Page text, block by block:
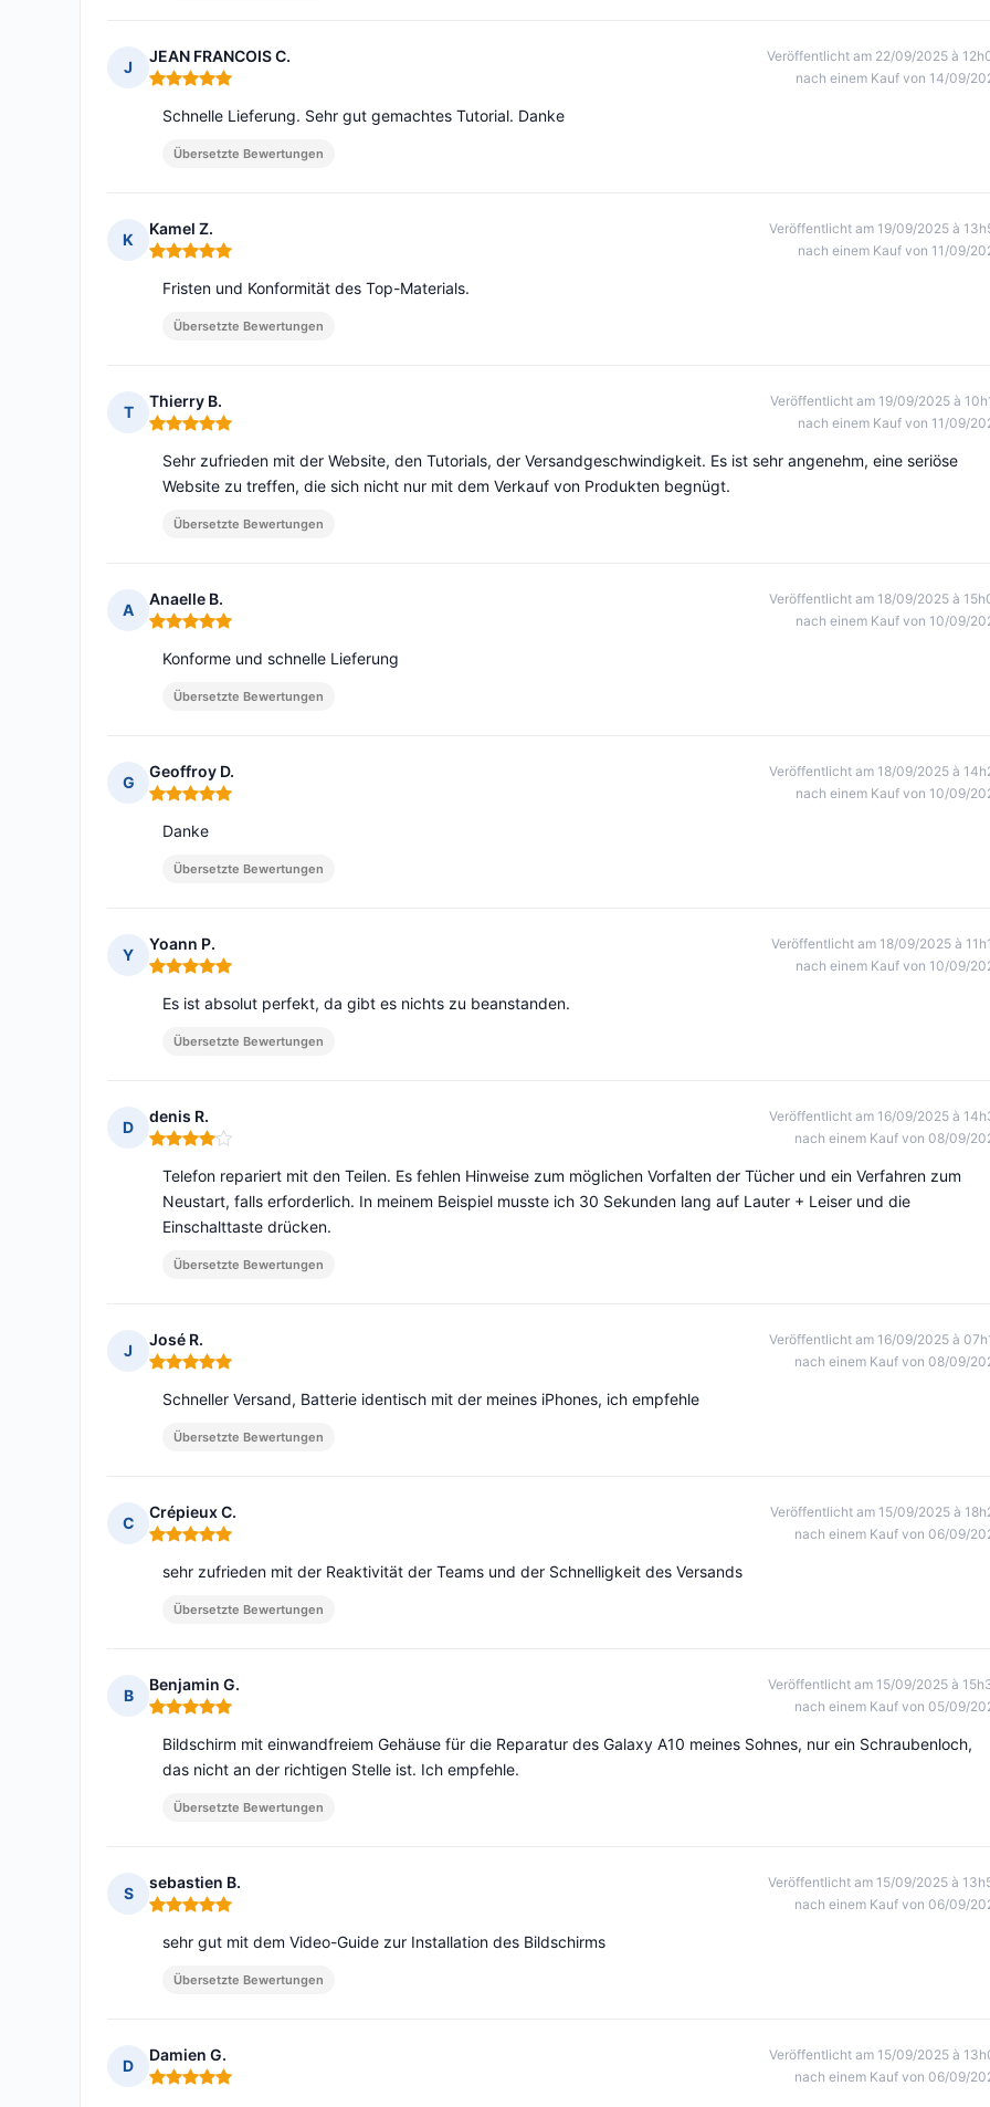
J
JEAN FRANCOIS C.
Hinweis: 5 von 5
Veröffentlicht am 22/09/2025 à
nach einem Kauf von 14/09/
Schnelle Lieferung. Sehr gut gemachtes Tutorial. Danke
Übersetzte Bewertungen
K
Kamel Z.
Hinweis: 5 von 5
Veröffentlicht am 19/09/2025 à
nach einem Kauf von 11/09/
Fristen und Konformität des Top-Materials.
Übersetzte Bewertungen
T
Thierry B.
Hinweis: 5 von 5
Veröffentlicht am 19/09/2025 à
nach einem Kauf von 11/09/
Sehr zufrieden mit der Website, den Tutorials, der Versandgeschwindigkeit. Es ist sehr angenehm, eine seriöse
Website zu treffen, die sich nicht nur mit dem Verkauf von Produkten begnügt.
Übersetzte Bewertungen
A
Anaelle B.
Hinweis: 5 von 5
Veröffentlicht am 18/09/2025 à
nach einem Kauf von 10/09/
Konforme und schnelle Lieferung
Übersetzte Bewertungen
G
Geoffroy D.
Hinweis: 5 von 5
Veröffentlicht am 18/09/2025 à
nach einem Kauf von 10/09/
Danke
Übersetzte Bewertungen
Y
Yoann P.
Hinweis: 5 von 5
Veröffentlicht am 18/09/2025 à
nach einem Kauf von 10/09/
Es ist absolut perfekt, da gibt es nichts zu beanstanden.
Übersetzte Bewertungen
D
denis R.
Hinweis: 4 von 5
Veröffentlicht am 16/09/2025 à
nach einem Kauf von 08/09/
Telefon repariert mit den Teilen. Es fehlen Hinweise zum möglichen Vorfalten der Tücher und ein Verfahren zum
Neustart, falls erforderlich. In meinem Beispiel musste ich 30 Sekunden lang auf Lauter + Leiser und die
Einschalttaste drücken.
Übersetzte Bewertungen
J
José R.
Hinweis: 5 von 5
Veröffentlicht am 16/09/2025 à
nach einem Kauf von 08/09/
Schneller Versand, Batterie identisch mit der meines iPhones, ich empfehle
Übersetzte Bewertungen
C
Crépieux C.
Hinweis: 5 von 5
Veröffentlicht am 15/09/2025 à
nach einem Kauf von 06/09/
sehr zufrieden mit der Reaktivität der Teams und der Schnelligkeit des Versands
Übersetzte Bewertungen
B
Benjamin G.
Hinweis: 5 von 5
Veröffentlicht am 15/09/2025 à
nach einem Kauf von 05/09/
Bildschirm mit einwandfreiem Gehäuse für die Reparatur des Galaxy A10 meines Sohnes, nur ein Schraubenloch,
das nicht an der richtigen Stelle ist. Ich empfehle.
Übersetzte Bewertungen
S
sebastien B.
Hinweis: 5 von 5
Veröffentlicht am 15/09/2025 à
nach einem Kauf von 06/09/
sehr gut mit dem Video-Guide zur Installation des Bildschirms
Übersetzte Bewertungen
D
Damien G.
Hinweis: 5 von 5
Veröffentlicht am 15/09/2025 à
nach einem Kauf von 06/09/